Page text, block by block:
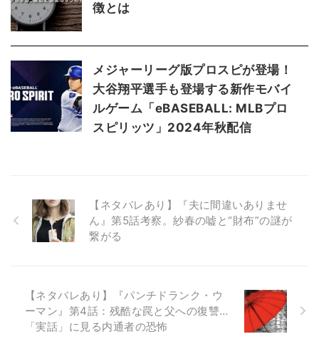
徴とは
メジャーリーグ版プロスピが登場！
大谷翔平選手も登場する新作モバイ
ルゲーム「eBASEBALL: MLBプロ
スピリッツ」2024年秋配信
【ネタバレあり】『夫に間違いありませ
ん』第5話考察。紗春の嘘と“財布”の謎が
繋がる
【ネタバレあり】『パンチドランク・ウ
ーマン』第4話：残酷な罠と父への復讐…
「実話」に見る内通者の恐怖